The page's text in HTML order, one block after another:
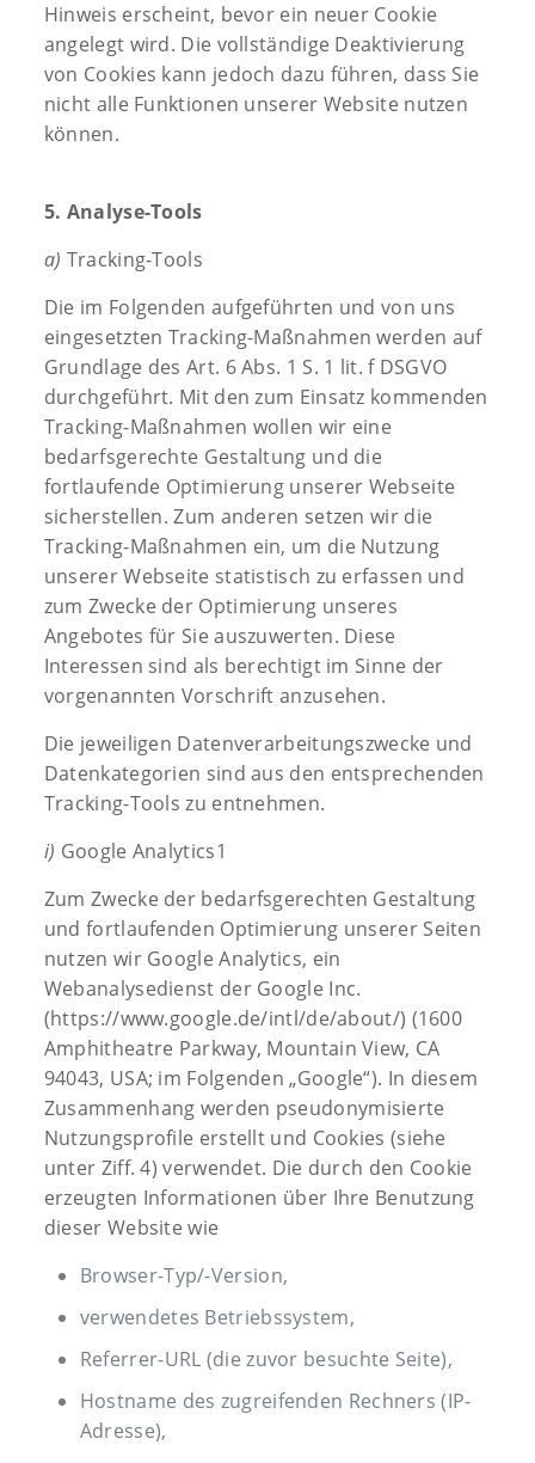
Hinweis erscheint, bevor ein neuer Cookie
angelegt wird. Die vollständige Deaktivierung
von Cookies kann jedoch dazu führen, dass Sie
nicht alle Funktionen unserer Website nutzen
können.
5. Analyse-Tools
a) Tracking-Tools
Die im Folgenden aufgeführten und von uns
eingesetzten Tracking-Maßnahmen werden auf
Grundlage des Art. 6 Abs. 1 S. 1 lit. f DSGVO
durchgeführt. Mit den zum Einsatz kommenden
Tracking-Maßnahmen wollen wir eine
bedarfsgerechte Gestaltung und die
fortlaufende Optimierung unserer Webseite
sicherstellen. Zum anderen setzen wir die
Tracking-Maßnahmen ein, um die Nutzung
unserer Webseite statistisch zu erfassen und
zum Zwecke der Optimierung unseres
Angebotes für Sie auszuwerten. Diese
Interessen sind als berechtigt im Sinne der
vorgenannten Vorschrift anzusehen.
Die jeweiligen Datenverarbeitungszwecke und
Datenkategorien sind aus den entsprechenden
Tracking-Tools zu entnehmen.
i) Google Analytics1
Zum Zwecke der bedarfsgerechten Gestaltung
und fortlaufenden Optimierung unserer Seiten
nutzen wir Google Analytics, ein
Webanalysedienst der Google Inc.
(https://www.google.de/intl/de/about/) (1600
Amphitheatre Parkway, Mountain View, CA
94043, USA; im Folgenden „Google“). In diesem
Zusammenhang werden pseudonymisierte
Nutzungsprofile erstellt und Cookies (siehe
unter Ziff. 4) verwendet. Die durch den Cookie
erzeugten Informationen über Ihre Benutzung
dieser Website wie
Browser-Typ/-Version,
verwendetes Betriebssystem,
Referrer-URL (die zuvor besuchte Seite),
Hostname des zugreifenden Rechners (IP-
Adresse),